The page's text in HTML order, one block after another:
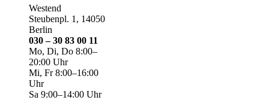
Westend
Steubenpl. 1, 14050
Berlin
030 – 30 83 00 11
Mo, Di, Do 8:00–
20:00 Uhr
Mi, Fr 8:00–16:00
Uhr
Sa 9:00–14:00 Uhr